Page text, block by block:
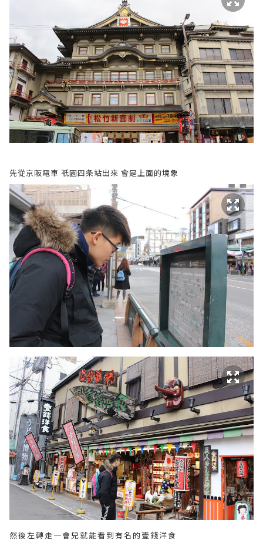
先從京阪電車 祇園四条站出來 會是上面的境象
然後左轉走一會兒就能看到有名的壹錢洋食